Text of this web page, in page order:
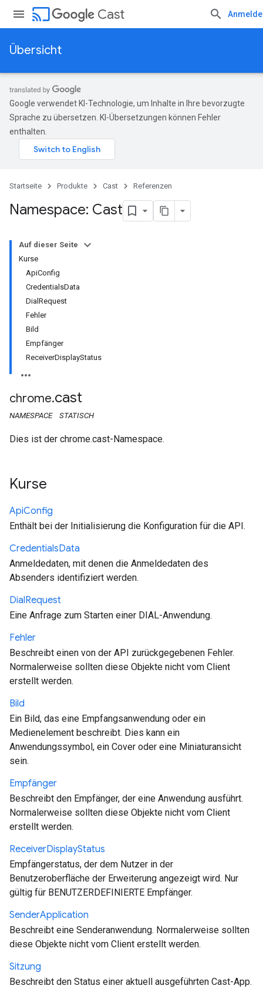
cast Cast
Übersicht
Google verwendet KI-Technologie, um Inhalte in Ihre bevorzugte
Sprache zu übersetzen. KI-Übersetzungen können Fehler
enthalten.
Startseite Produkte Cast Referenzen
Namespace: Cast
Auf dieser Seite
Kurse
ApiConfig
CredentialsData
DialRequest
Fehler
Bild
Empfänger
ReceiverDisplayStatus
chrome.cast
NAMESPACE STATISCH
Dies ist der chrome.cast-Namespace.
Kurse
ApiConfig
Enthält bei der Initialisierung die Konfiguration für die API.
CredentialsData
Anmeldedaten, mit denen die Anmeldedaten des
Absenders identifiziert werden.
DialRequest
Eine Anfrage zum Starten einer DIAL-Anwendung.
Fehler
Beschreibt einen von der API zurückgegebenen Fehler.
Normalerweise sollten diese Objekte nicht vom Client
erstellt werden.
Bild
Ein Bild, das eine Empfangsanwendung oder ein
Medienelement beschreibt. Dies kann ein
Anwendungssymbol, ein Cover oder eine Miniaturansicht
sein.
Empfänger
Beschreibt den Empfänger, der eine Anwendung ausführt.
Normalerweise sollten diese Objekte nicht vom Client
erstellt werden.
ReceiverDisplayStatus
Empfängerstatus, der dem Nutzer in der
Benutzeroberfläche der Erweiterung angezeigt wird. Nur
gültig für BENUTZERDEFINIERTE Empfänger.
SenderApplication
Beschreibt eine Senderanwendung. Normalerweise sollten
diese Objekte nicht vom Client erstellt werden.
Sitzung
Beschreibt den Status einer aktuell ausgeführten Cast-App.